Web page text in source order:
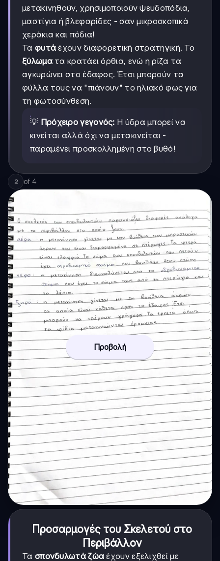
μετακινηθούν, χρησιμοποιούν ψευδοπόδια,
μαστίγια ή βλεφαρίδες - σαν μικροσκοπικά
χεράκια και πόδια!
Τα φυτά έχουν διαφορετική στρατηγική. Το
ξύλωματα κρατάει όρθια, ενώ η ρίζα τα
αγκυρώνει στο έδαφος. Έτσι μπορούν τα
φύλλα τους να "πιάνουν" το ηλιακό φως για
τη φωτοσύνθεση.
💡 Πρόχειρο γεγονός: Η ύδρα μπορεί να
κινείται αλλά όχι να μετακινείται -
παραμένει προσκολλημένη στο βυθό!
2 of 4
Προβολή
Προσαρμογές του Σκελετού στο
Περιβάλλον
Τα σπονδυλωτά ζώα έχουν εξελιχθεί με